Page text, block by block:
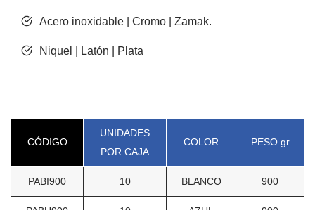
Acero inoxidable | Cromo | Zamak.
Niquel | Latón | Plata
CÓDIGO
UNIDADES
POR CAJA
COLOR PESO gr
PABI900 10 BLANCO 900